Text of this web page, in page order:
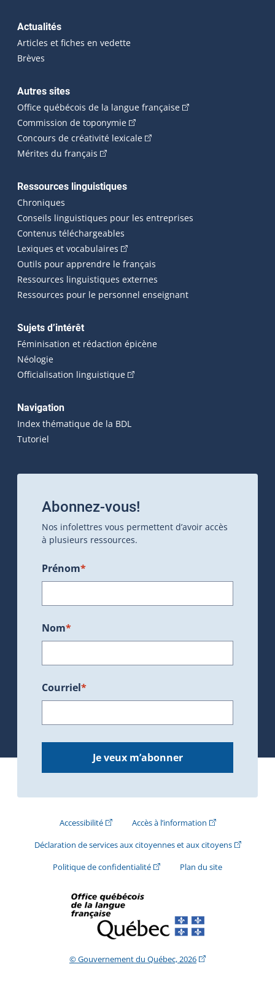
Actualités
Articles et fiches en vedette
Brèves
Autres sites
Office québécois de la langue française(Cet hyperlien
Commission de toponymie(Cet hyperlien externe s'ouvrira
Concours de créativité lexicale(Cet hyperlien externe
Mérites du français (Cet hyperlien externe s'ouvrira dans une
Ressources linguistiques
Chroniques
Conseils linguistiques pour les entreprises
Contenus téléchargeables
Lexiques et vocabulaires (Cet hyperlien externe s'ouvrira
Outils pour apprendre le français
Ressources linguistiques externes
Ressources pour le personnel enseignant
Sujets d’intérêt
Féminisation et rédaction épicène
Néologie
Officialisation linguistique(Cet hyperlien externe s'ouvrira
Navigation
Index thématique de la BDL
Tutoriel
Abonnez-vous!
Nos infolettres vous permettent d’avoir accès
à plusieurs ressources.
Prénom*
Nom*
Courriel*
Je veux m’abonner
Accessibilité(Cet hyperlien externe s'ouvrira dans une
Accès à l’information(Cet hyperlien
Déclaration de services aux citoyennes et aux citoyens(Cet
Politique de confidentialité(Cet hyperlien externe s'ouvrira
Plan du site
© Gouvernement du Québec, 2026(Cet hyperlien